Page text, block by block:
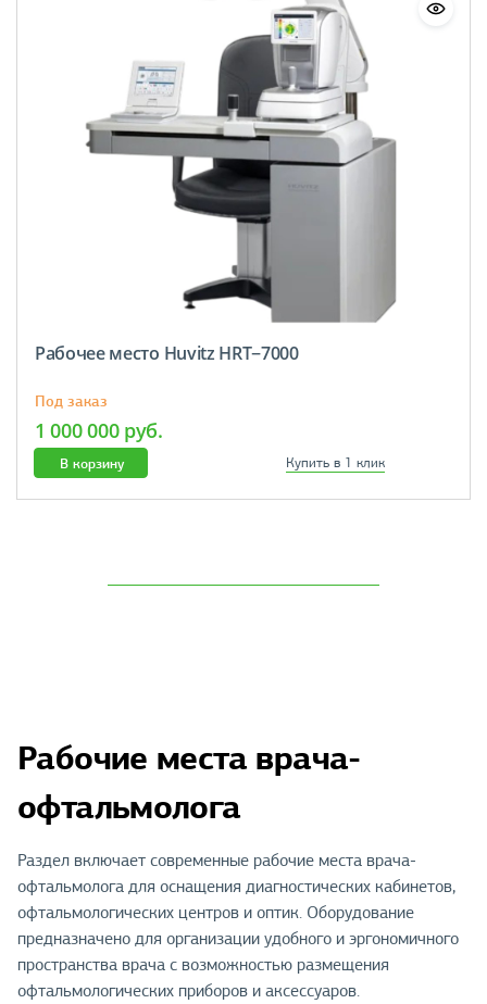
Рабочее место Huvitz HRT−7000
Под заказ
1 000 000 руб.
В корзину Купить в 1 клик
Рабочие места врача-
офтальмолога
Раздел включает современные рабочие места врача-
офтальмолога для оснащения диагностических кабинетов,
офтальмологических центров и оптик. Оборудование
предназначено для организации удобного и эргономичного
пространства врача с возможностью размещения
офтальмологических приборов и аксессуаров.